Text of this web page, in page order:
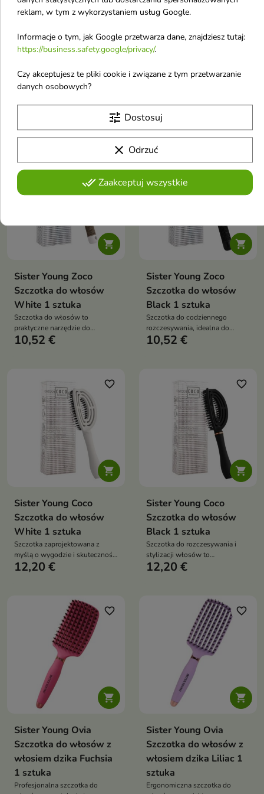

Sister Young Naya
włosów 1 sztuka
Szczotka to klasyczna szczotka
suszenia i prostowania włosów
Sister Young Ayla
Rose 1 sztuka
pielęgnacji, które świetnie
sprawdzi się zarówno na
włosach suchych, jak i mokrych
9,54 €

favorite_border
Sister Young Zoco
Szczotka do włosów
White 1 sztuka
Szczotka do włosów to
praktyczne narzędzie do
codziennego czesania, stylizacji
10,52 €

Sister Young Zoco
Szczotka do włosów
Black 1 sztuka
Szczotka do codziennego
rozczesywania, idealna do
suszenia i stylizacji włosów
10,52 €

favorite_border
Sister Young Coco
Szczotka do włosów
White 1 sztuka
Szczotka zaprojektowana z
myślą o wygodzie i skuteczności
w codziennej pielęgnacji
12,20 €

favorite_border
Sister Young Coco
Szczotka do włosów
Black 1 sztuka
Szczotka do rozczesywania i
stylizacji włosów to
uniwersalne narzędzie do
12,20 €

favorite_border
Sister Young Ovia
Szczotka do włosów z
włosiem dzika Fuchsia
1 sztuka
Profesjonalna szczotka do

favorite_border
Sister Young Ovia
Szczotka do włosów z
włosiem dzika Liliac 1
sztuka
Ergonomiczna szczotka do
reklam, w tym z wykorzystaniem usług Google.
Informacje o tym, jak Google przetwarza dane, znajdziesz tutaj:
https://business.safety.google/privacy/.
Czy akceptujesz te pliki cookie i związane z tym przetwarzanie
danych osobowych?
tune Dostosuj
clear Odrzuć
done_allZaakceptuj wszystkie